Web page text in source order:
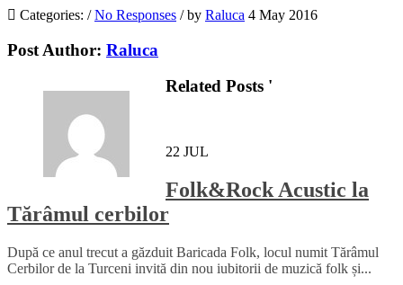
Categories: / No Responses /by Raluca 4 May 2016
Post Author: Raluca
Related Posts '
22 JUL
Folk&Rock Acustic la
Tărâmul cerbilor
După ce anul trecut a găzduit Baricada Folk, locul numit Tărâmul
Cerbilor de la Turceni invită din nou iubitorii de muzică folk și...